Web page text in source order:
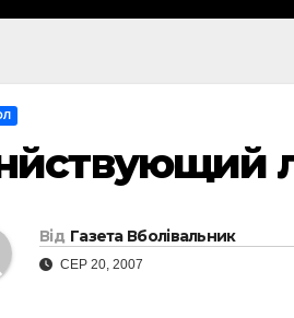
Від Газета Вболівальник
СЕР 20, 2007